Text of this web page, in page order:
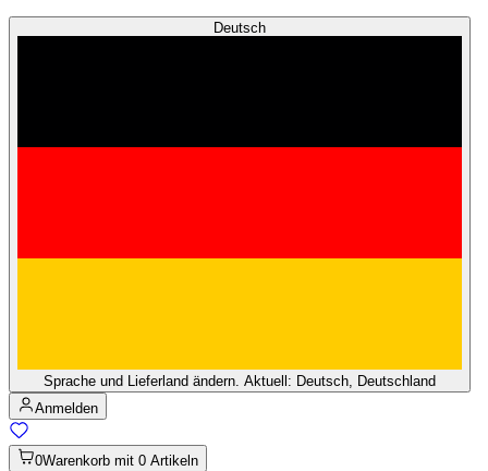
Deutsch
Sprache und Lieferland ändern. Aktuell: Deutsch, Deutschland
Anmelden
0Warenkorb mit 0 Artikeln